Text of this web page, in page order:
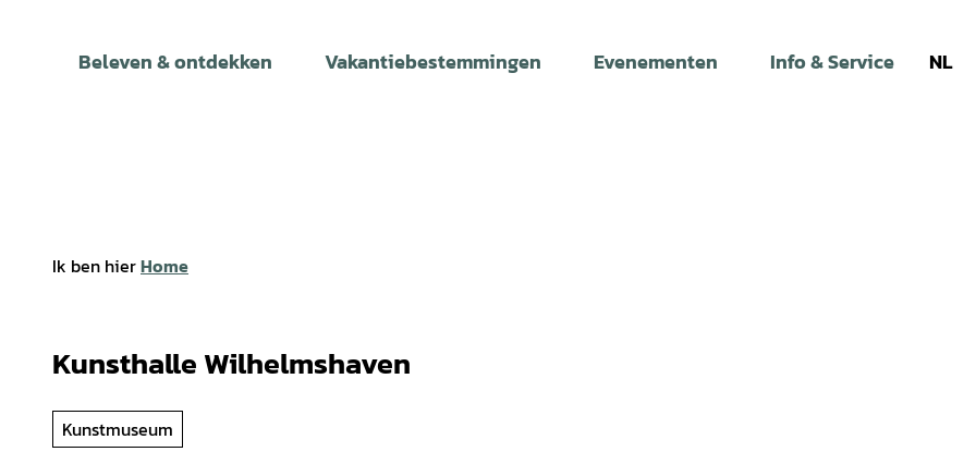
Beleven & ontdekken Vakantiebestemmingen Evenementen Info & Service NL
Ik ben hierHome
Kunsthalle Wilhelmshaven
Kunstmuseum